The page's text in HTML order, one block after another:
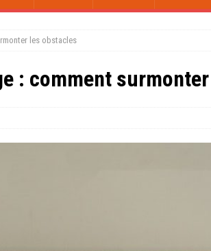
les obstacles
: comment